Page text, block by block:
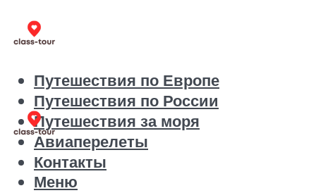
Путешествия по Европе
Путешествия по России
Путешествия за моря
Авиаперелеты
Контакты
Меню